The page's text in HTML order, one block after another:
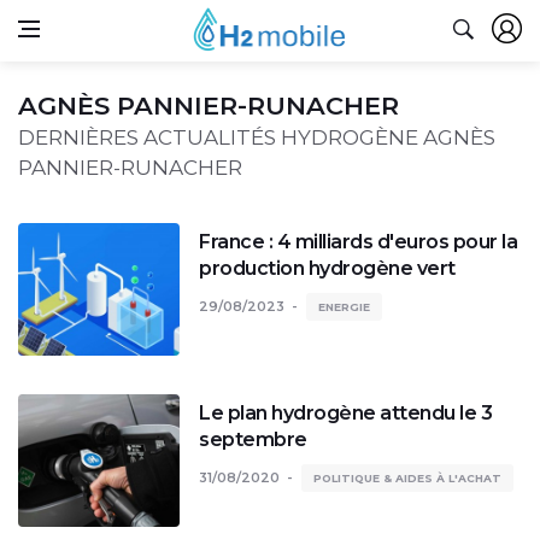
AGNÈS PANNIER-RUNACHER
DERNIÈRES ACTUALITÉS HYDROGÈNE AGNÈS
PANNIER-RUNACHER
France : 4 milliards d'euros pour la
production hydrogène vert
29/08/2023 ENERGIE
Le plan hydrogène attendu le 3
septembre
31/08/2020 POLITIQUE & AIDES À L'ACHAT